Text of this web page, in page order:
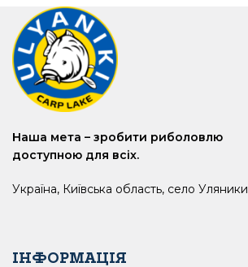
Наша мета – зробити риболовлю
доступною для всіх.
Україна, Київська область, село Уляники
ІНФОРМАЦІЯ